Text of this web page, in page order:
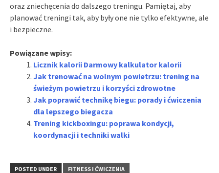
oraz zniechęcenia do dalszego treningu. Pamiętaj, aby
planować treningi tak, aby były one nie tylko efektywne, ale
i bezpieczne.
Powiązane wpisy:
Licznik kalorii Darmowy kalkulator kalorii
Jak trenować na wolnym powietrzu: trening na
świeżym powietrzu i korzyści zdrowotne
Jak poprawić technikę biegu: porady i ćwiczenia
dla lepszego biegacza
Trening kickboxingu: poprawa kondycji,
koordynacji i techniki walki
POSTED UNDER FITNESS I ĆWICZENIA